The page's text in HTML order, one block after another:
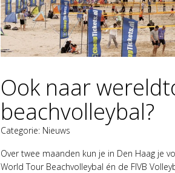
Ook naar
beachvolleybal?
Categorie: Nieuws
Over twee maanden kun je in Den Haag je
World Tour Beachvolleybal én de FIVB